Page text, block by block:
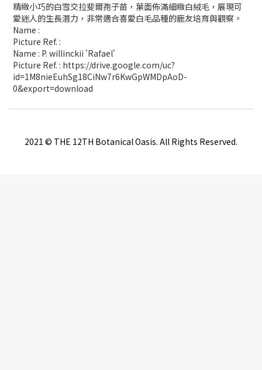
精緻小巧的白雪交拉斐爾孢子苗，葉面佈滿細緻白絨毛，展現可
愛迷人的生長潛力，非常適合喜愛白毛品種的鹿友培育與觀察。
Name :
Picture Ref. :
Name : P. willinckii 'Rafael'
Picture Ref. : https://drive.google.com/uc?
id=1M8nieEuhSg18CiNw7r6KwGpWMDpAoD-
0&export=download
2021 © THE 12TH Botanical Oasis. All Rights Reserved.